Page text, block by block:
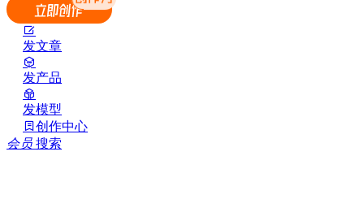
发文章
发产品
发模型
创作中心
会员 搜索